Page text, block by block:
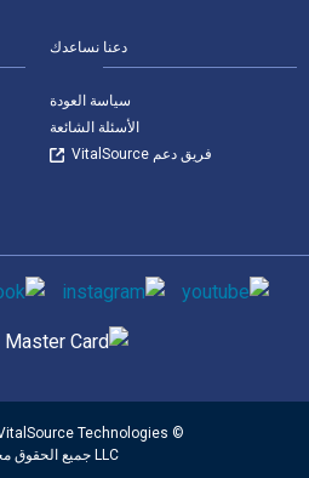
دعنا نساعدك
سياسة العودة
الأسئلة الشائعة
فريق دعم VitalSource
وسائل التواصل الاجتماعي
VitalSource Technologies
LLC جميع الحقوق محفوظة.